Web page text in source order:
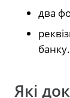
два
банку.
Які